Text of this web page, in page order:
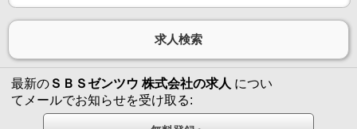
最新のＳＢＳゼンツウ 株式会社の求人 につい
てメールでお知らせを受け取る: